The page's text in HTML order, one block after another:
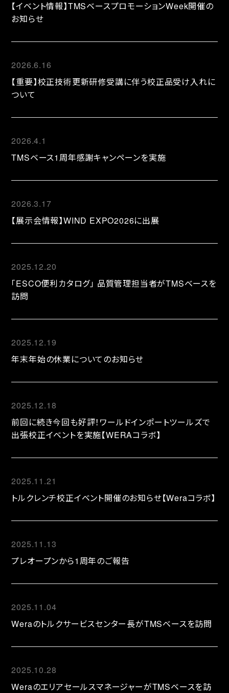
【イベント情報】TMSベースプロモーションWeek開催の
お知らせ
2026.6.16
【重要】校正技術更新研修受講に伴う校正品受け入れに
ついて
2026.4.1
TMSベース1周年感謝キャンペーンを実施
2026.3.17
【展示会情報】WIND EXPO2026に出展
2025.12.20
「ESCO便利カタログ」 品質管理担当者がTMSベースを
訪問
2025.12.19
年末年始の休業についてのお知らせ
2025.12.18
前回に続き今回も好評！ワールドインポートツールズで
出張校正イベントを実施【WERAコラボ】
2025.11.21
トルクレンチ校正イベント開催のお知らせ【Weraコラボ】
2025.11.13
プレオープンから1周年のご報告
2025.11.04
Weraのトルクサービスセンター長がTMSベースを訪問
2025.10.28
WeraのエリアセールスマネージャーがTMSベースを訪